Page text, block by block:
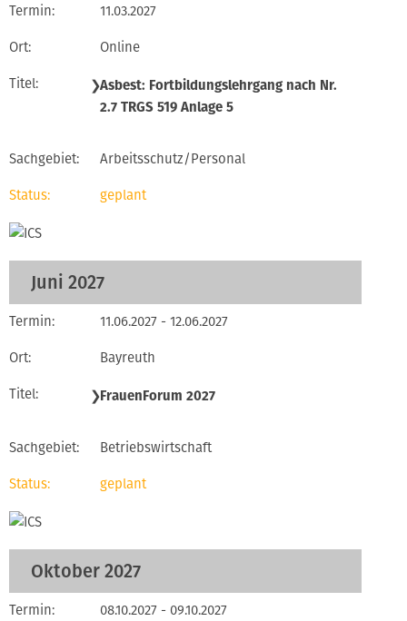
11.03.2027
Online
❯Asbest: Fortbildungslehrgang nach Nr.
2.7 TRGS 519 Anlage 5
Arbeitsschutz/Personal
geplant
Juni 2027
11.06.2027 - 12.06.2027
Bayreuth
❯FrauenForum 2027
Betriebswirtschaft
geplant
Oktober 2027
08.10.2027 - 09.10.2027